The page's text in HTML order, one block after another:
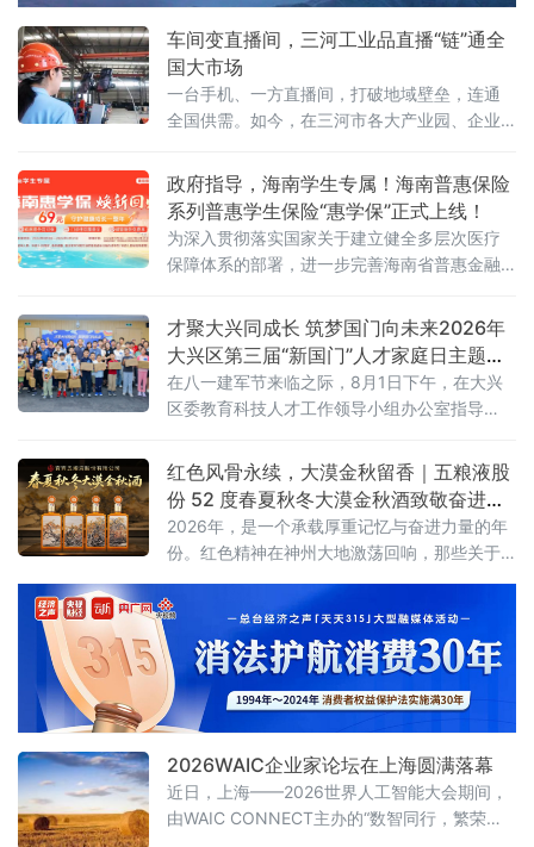
车间变直播间，三河工业品直播“链”通全
国大市场
一台手机、一方直播间，打破地域壁垒，连通
全国供需。如今，在三河市各大产业园、企业
尚。从智能家居制造到精密工业制冷，从越野
改装配件到高端装备制造，越来越多三河传统
工业企业跳出线下经销、上门拓客的固有模
式，以直播间为新赛道，让车间变镜头、产品
上云端、销路通全国。
政府指导，海南学生专属！海南普惠保险
系列普惠学生保险“惠学保”正式上线！
为深入贯彻落实国家关于建立健全多层次医疗
保障体系的部署，进一步完善海南省普惠金融
式上线发布。
才聚大兴同成长 筑梦国门向未来2026年
大兴区第三届“新国门”人才家庭日主题沙
龙活动圆满举行
在八一建军节来临之际，8月1日下午，在大兴
区委教育科技人才工作领导小组办公室指导
聚大兴同成长，筑梦国门向未来”大兴区第三
届“新国门”人才家庭日主题沙龙活动。
红色风骨永续，大漠金秋留香｜五粮液股
份 52 度春夏秋冬大漠金秋酒致敬奋进时
代
2026年，是一个承载厚重记忆与奋进力量的年
份。红色精神在神州大地激荡回响，那些关于
鲜明的底色。
2026WAIC企业家论坛在上海圆满落幕
近日，上海——2026世界人工智能大会期间，
由WAIC CONNECT主办的“数智同行，繁荣共